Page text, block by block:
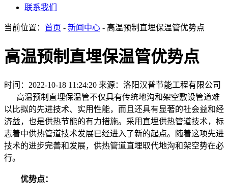
联系我们
当前位置： 首页 - 新闻中心 - 高温预制直埋保温管优势点
高温预制直埋保温管优势点
时间：2022-10-18 11:24:20 来源：洛阳汉普节能工程有限公司
高温预制直埋保温管不仅具有传统地沟和架空敷设管道难
以比拟的先进技术、实用性能，而且还具有显著的社会益和经
济益，也是供热节能的有力措施。采用直埋供热管道技术，标
志着中供热管道技术发展已经进入了新的起点。随着这项先进
技术的进步完善和发展，供热管道直埋取代地沟和架空势在必
行。
优势点：